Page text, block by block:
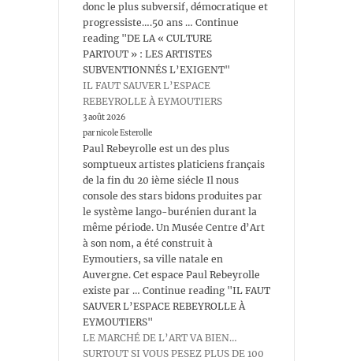
donc le plus subversif, démocratique et
progressiste….50 ans … Continue
reading "DE LA « CULTURE
PARTOUT » : LES ARTISTES
SUBVENTIONNÉS L’EXIGENT"
IL FAUT SAUVER L’ESPACE
REBEYROLLE À EYMOUTIERS
3 août 2026
par nicole Esterolle
Paul Rebeyrolle est un des plus
somptueux artistes platiciens français
de la fin du 20 ième siécle Il nous
console des stars bidons produites par
le système lango-burénien durant la
même période. Un Musée Centre d’Art
à son nom, a été construit à
Eymoutiers, sa ville natale en
Auvergne. Cet espace Paul Rebeyrolle
existe par … Continue reading "IL FAUT
SAUVER L’ESPACE REBEYROLLE À
EYMOUTIERS"
LE MARCHÉ DE L’ART VA BIEN…
SURTOUT SI VOUS PESEZ PLUS DE 100